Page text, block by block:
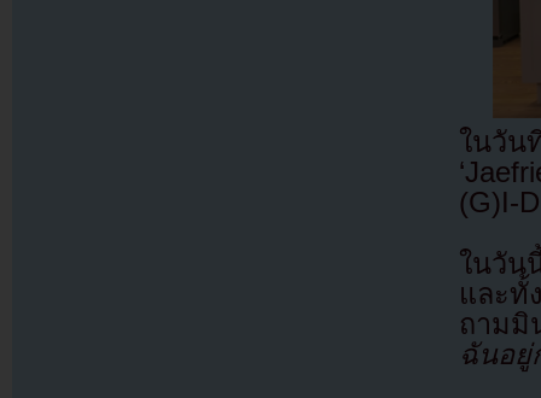
ในวั
(G)I-
ในวัน
และทั้
ถาม
ฉันอยู่